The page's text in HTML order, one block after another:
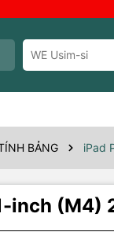
BẢNG iPad
inch (M4)